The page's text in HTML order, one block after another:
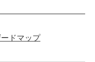
ドマップ